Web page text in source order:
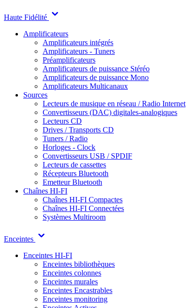
Haute Fidélité
Amplificateurs
Amplificateurs intégrés
Amplificateurs - Tuners
Préamplificateurs
Amplificateurs de puissance Stéréo
Amplificateurs de puissance Mono
Amplificateurs Multicanaux
Sources
Lecteurs de musique en réseau / Radio Internet
Convertisseurs (DAC) digitales-analogiques
Lecteurs CD
Drives / Transports CD
Tuners / Radio
Horloges - Clock
Convertisseurs USB / SPDIF
Lecteurs de cassettes
Récepteurs Bluetooth
Emetteur Bluetooth
Chaînes HI-FI
Chaînes HI-FI Compactes
Chaînes HI-FI Connectées
Systèmes Multiroom
Enceintes
Enceintes HI-FI
Enceintes bibliothèques
Enceintes colonnes
Enceintes murales
Enceintes Encastrables
Enceintes monitoring